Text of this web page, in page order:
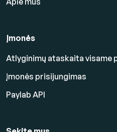
Įmonės
Atlyginimų ataskaita visame
Įmonės prisijungimas
Paylab API